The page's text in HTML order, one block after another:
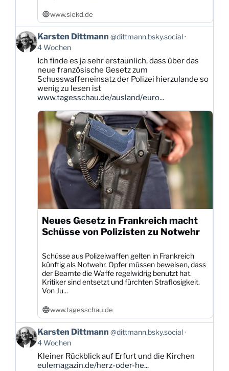
www.siekd.de
Beitrag
von
Karsten
Dittmann
Bluesky
ansehen
Karsten Dittmann @dittmann.bsky.social
4 Wochen
Ich finde es ja sehr erstaunlich, dass über das
neue französische Gesetz zum
Schusswaffeneinsatz der Polizei hierzulande so
wenig zu lesen ist
www.tagesschau.de/ausland/euro...
Neues Gesetz in Frankreich macht
Schüsse von Polizisten zu Notwehr
Schüsse aus Polizeiwaffen gelten in Frankreich
künftig als Notwehr. Opfer müssen beweisen, dass
der Beamte die Waffe regelwidrig benutzt hat.
Kritiker sind entsetzt und fürchten Straflosigkeit.
Von Ju...
www.tagesschau.de
Beitrag
von
Karsten
Dittmann
Karsten Dittmann @dittmann.bsky.social
4 Wochen
Kleiner Rückblick auf Erfurt und die Kirchen
eulemagazin.de/herz-oder-he...